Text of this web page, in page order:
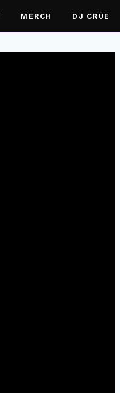
MERCH DJ CRÜE